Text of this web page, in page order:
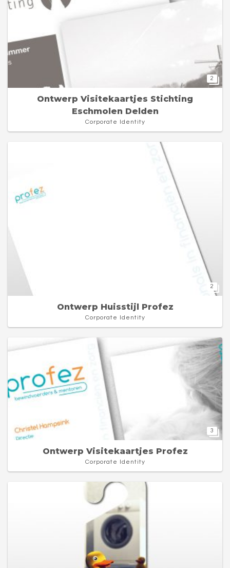
2
Ontwerp Visitekaartjes Stichting
Eschmolen Delden
Corporate Identity
2
Ontwerp Huisstijl Profez
Corporate Identity
3
Ontwerp Visitekaartjes Profez
Corporate Identity